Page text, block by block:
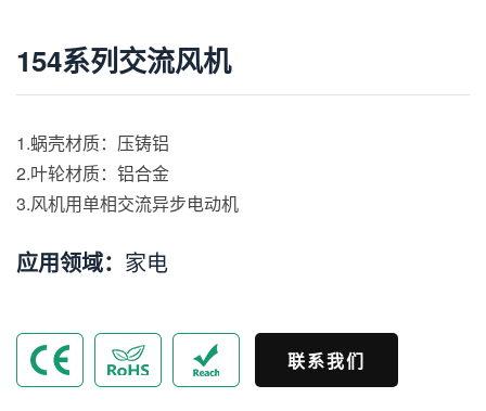
154系列交流风机
1.蜗壳材质：压铸铝
2.叶轮材质：铝合金
3.风机用单相交流异步电动机
应用领域： 家电
联系我们